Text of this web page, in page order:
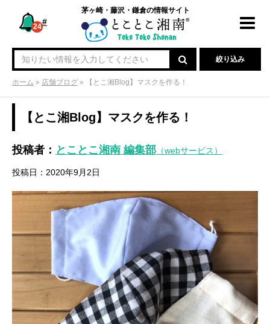
#
24
茅ヶ崎・藤沢・鎌倉の情報サイト
絞り込み
ホーム » 店舗ブログ » 【とこ湘Blog】マスクを作る！
【とこ湘Blog】マスクを作る！
投稿者： とことこ湘南 編集部 （webサービス）
投稿日：2020年9月2日